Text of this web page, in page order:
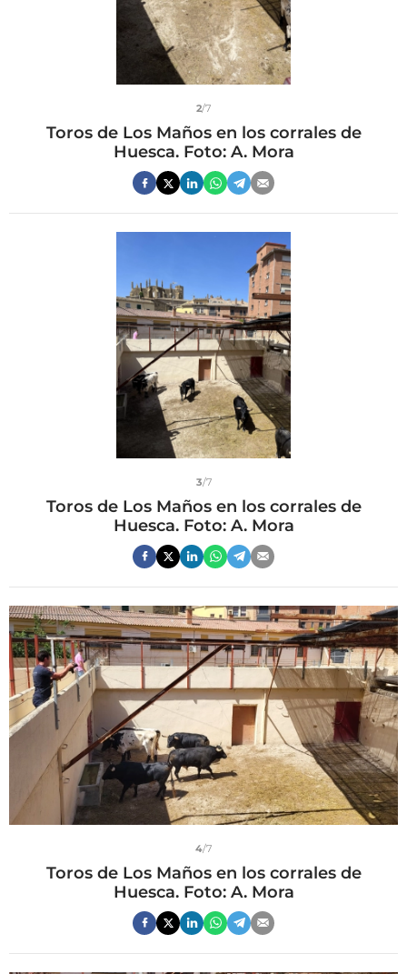
2/7
Toros de Los Maños en los corrales de
Huesca. Foto: A. Mora
3/7
Toros de Los Maños en los corrales de
Huesca. Foto: A. Mora
4/7
Toros de Los Maños en los corrales de
Huesca. Foto: A. Mora